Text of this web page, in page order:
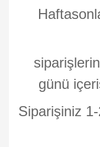
günü
Siparişiniz